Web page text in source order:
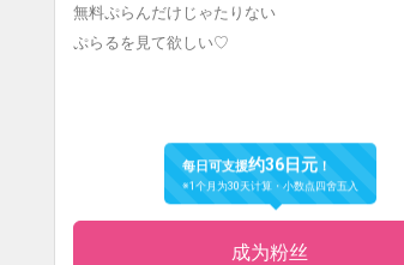
無料ぷらんだけじゃたりない
ぷらるを見て欲しい♡
每日可支援约36日元！
※1个月为30天计算・小数点四舍五入
成为粉丝